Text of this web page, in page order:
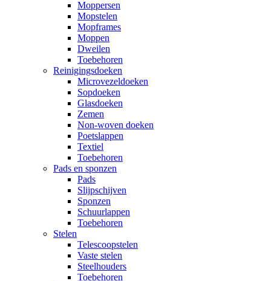
Moppersen
Mopstelen
Mopframes
Moppen
Dweilen
Toebehoren
Reinigingsdoeken
Microvezeldoeken
Sopdoeken
Glasdoeken
Zemen
Non-woven doeken
Poetslappen
Textiel
Toebehoren
Pads en sponzen
Pads
Slijpschijven
Sponzen
Schuurlappen
Toebehoren
Stelen
Telescoopstelen
Vaste stelen
Steelhouders
Toebehoren